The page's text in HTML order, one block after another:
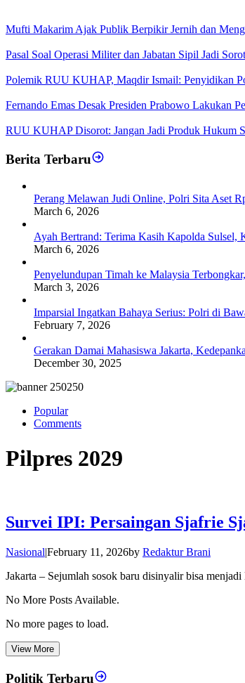
Mufti Makarim Ajak Publik Berpikir Jernih dan
Pasal Soal Operasi Militer dan Jabatan Sipil Jadi
Polemik RUU KUHAP, Maqdir Ismail: Penyidikan
Fernando Emas Desak Presiden Prabowo Lakukan
RUU KUHAP Disorot: Jangan Jadi Produk Hukum
Berita Terbaru
Perang Melawan Judi Online, Polri Sita Aset
March 6, 2026
Ayah Bertrand: Terima Kasih Kapolda Sulsel,
March 6, 2026
Penyelundupan Timah ke Malaysia
March 3, 2026
Imparsial Ingatkan Bahaya Serius: Polri di
February 7, 2026
Gerakan Damai Mahasiswa Jakarta,
December 30, 2025
Popular
Comments
Pilpres 2029
Survei IPI: Persaingan Sjafrie
Nasional|February 11, 2026by Redaktur Brani
Jakarta – Sejumlah sosok baru disinyalir bisa
No More Posts Available.
No more pages to load.
View More
Politik Terbaru